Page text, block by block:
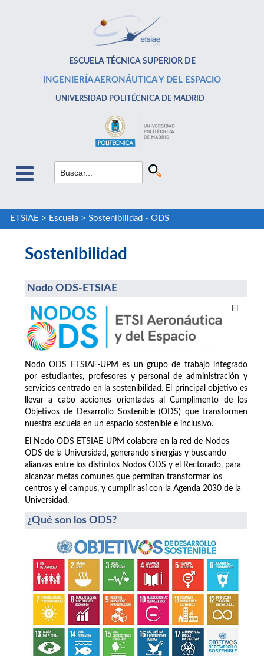
ESCUELA TÉCNICA SUPERIOR DE
INGENIERÍA AERONÁUTICA Y DEL ESPACIO
UNIVERSIDAD POLITÉCNICA DE MADRID
ETSIAE > Escuela> Sostenibilidad - ODS
Sostenibilidad
Nodo ODS-ETSIAE
El
Nodo ODS ETSIAE-UPM es un grupo de trabajo integrado
por estudiantes, profesores y personal de administración y
servicios centrado en la sostenibilidad. El principal objetivo es
llevar a cabo acciones orientadas al Cumplimento de los
Objetivos de Desarrollo Sostenible (ODS) que transformen
nuestra escuela en un espacio sostenible e inclusivo.
El Nodo ODS ETSIAE-UPM colabora en la red de Nodos
ODS de la Universidad, generando sinergias y buscando
alianzas entre los distintos Nodos ODS y el Rectorado, para
alcanzar metas comunes que permitan transformar los
centros y el campus, y cumplir así con la Agenda 2030 de la
Universidad.
¿Qué son los ODS?